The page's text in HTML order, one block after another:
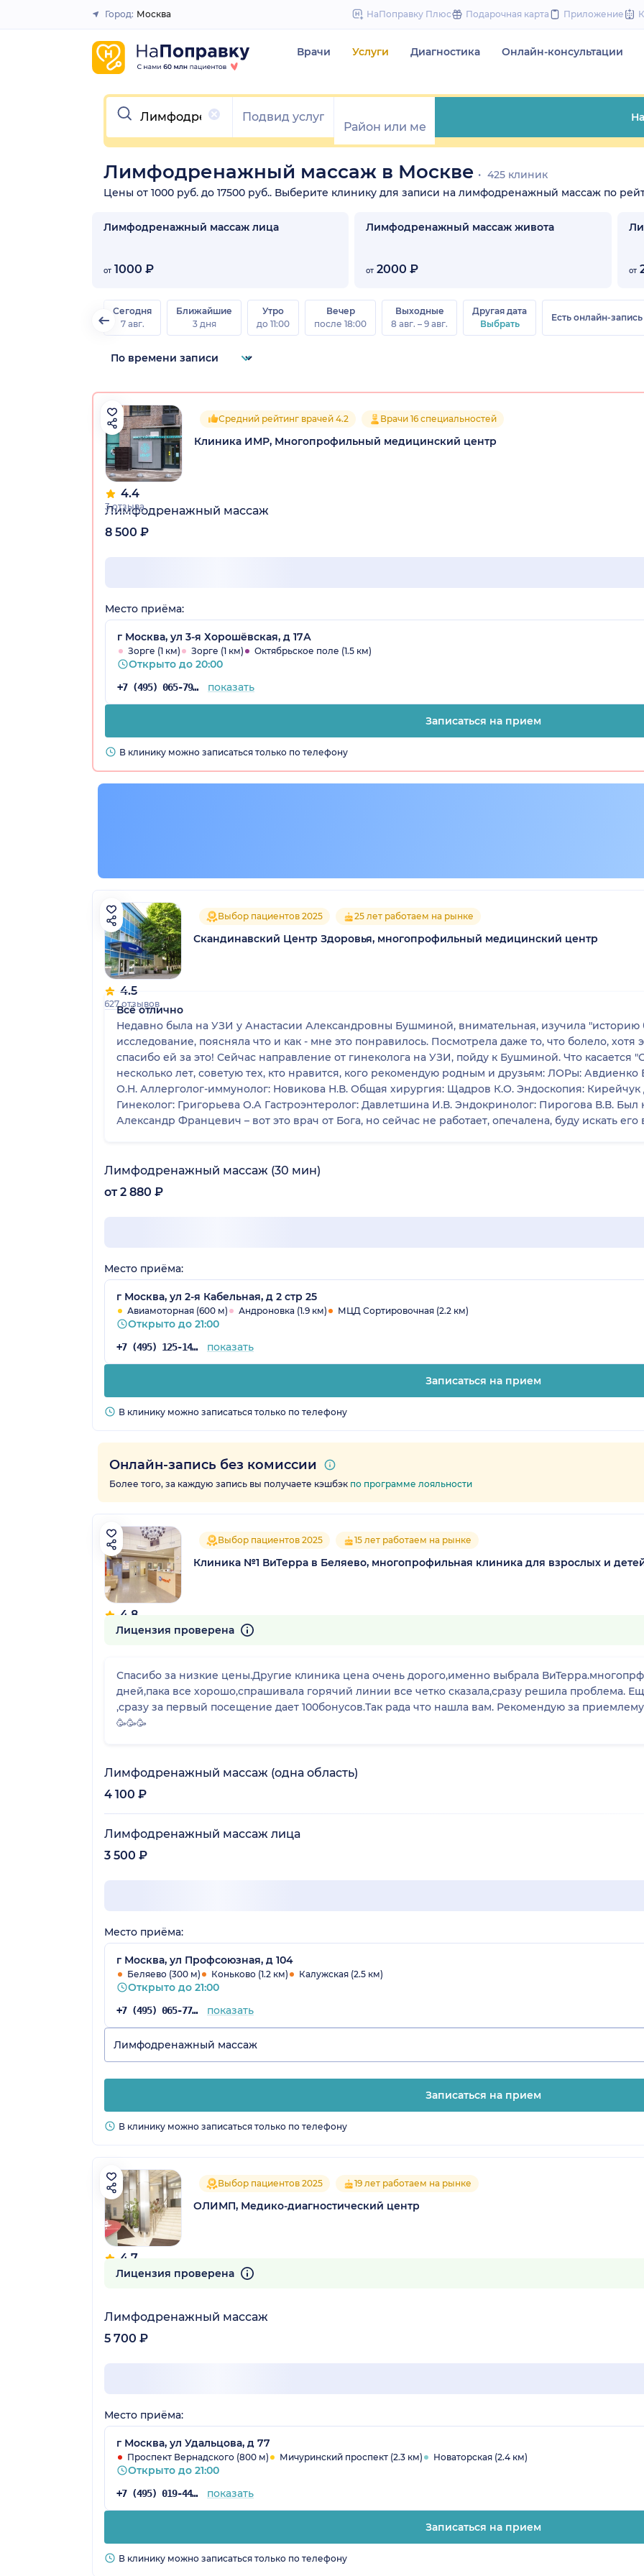
to
Закрыть
Город: Москва НаПоправку Плюс Подарочная карта Приложение
Врачи Услуги Диагностика Онлайн-консультации
Очистить
Лимфодренажный массаж в Москве
425 клиник
Цены от 1000 руб. до 17500 руб.. Выберите клинику для записи на лимфодренажный массаж по
Лимфодренажный массаж лица
от 1000 ₽
Лимфодренажный массаж живота
от 2000 ₽ от
Сегодня
7 авг.
Ближайшие
3 дня
Утро
до 11:00
Вечер
после 18:00
Выходные
8 авг. – 9 авг.
Другая дата
Выбрать
Есть онлайн-запись
4.4
3 отзыва
Средний рейтинг врачей 4.2 Врачи 16 специальностей
Клиника ИМР, Многопрофильный медицинский центр
Лимфодренажный массаж
8 500 ₽
Место приёма:
г Москва, ул 3-я Хорошёвская, д 17А
Зорге (1 км) Зорге (1 км) Октябрьское поле (1.5 км)
Открыто до 20:00
+7 (495) 065-79-11 показать
Записаться на прием
В клинику можно записаться только по телефону
4.5
627 отзывов
Выбор пациентов 2025 25 лет работаем на рынке
Скандинавский Центр Здоровья, многопрофильный медицинский центр
Всё отлично
Недавно была на УЗИ у Анастасии Александровны Бушминой, внимательная, изучила "историю
исследование, поясняла что и как - мне это понравилось. Посмотрела даже то, что болело,
спасибо ей за это! Сейчас направление от гинеколога на УЗИ, пойду к Бушминой. Что касается
несколько лет, советую тех, кто нравится, кого рекомендую родным и друзьям: ЛОРы:
О.Н. Аллерголог-иммунолог: Новикова Н.В. Общая хирургия: Щадров К.О. Эндоскопия:
Гинеколог: Григорьева О.А Гастроэнтеролог: Давлетшина И.В. Эндокринолог: Пирогова В.В. Был
Александр Францевич – вот это врач от Бога, но сейчас не работает, опечалена, буду искать
Лимфодренажный массаж (30 мин)
от 2 880 ₽
Место приёма:
г Москва, ул 2-я Кабельная, д 2 стр 25
Авиамоторная (600 м) Андроновка (1.9 км) МЦД Сортировочная (2.2 км)
Открыто до 21:00
+7 (495) 125-14-51 показать
Записаться на прием
В клинику можно записаться только по телефону
Онлайн-запись без комиссии
Более того, за каждую запись вы получаете кэшбэк по программе лояльности
4.8
401 отзыв
Выбор пациентов 2025 15 лет работаем на рынке
Клиника №1 ВиТерра в Беляево, многопрофильная клиника для взрослых и
Лицензия проверена
Спасибо за низкие цены.Другие клиника цена очень дорого,именно выбрала
дней,пака все хорошо,спрашивала горячий линии все четко сказала,сразу решила проблема. Еще
,сразу за первый посещение дает 100бонусов.Так рада что нашла вам. Рекомендую за
🥳🥳🥳
Лимфодренажный массаж (одна область)
4 100 ₽
Лимфодренажный массаж лица
3 500 ₽
Место приёма:
г Москва, ул Профсоюзная, д 104
Беляево (300 м) Коньково (1.2 км) Калужская (2.5 км)
Открыто до 21:00
+7 (495) 065-77-81 показать
Лимфодренажный массаж
Записаться на прием
В клинику можно записаться только по телефону
4.7
235 отзывов
Выбор пациентов 2025 19 лет работаем на рынке
ОЛИМП, Медико-диагностический центр
Лицензия проверена
Лимфодренажный массаж
5 700 ₽
Место приёма:
г Москва, ул Удальцова, д 77
Проспект Вернадского (800 м) Мичуринский проспект (2.3 км) Новаторская (2.4 км)
Открыто до 21:00
+7 (495) 019-44-74 показать
Записаться на прием
В клинику можно записаться только по телефону